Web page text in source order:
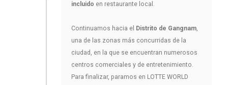
incluido en restaurante local.
Continuamos hacia el Distrito de Gangnam,
una de las zonas más concurridas de la
ciudad, en la que se encuentran numerosos
centros comerciales y de entretenimiento.
Para finalizar, paramos en LOTTE WORLD